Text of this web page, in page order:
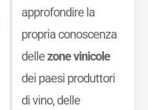
approfondire la
propria conoscenza
dellezone vinicole
dei paesi produttori
di vino, delle